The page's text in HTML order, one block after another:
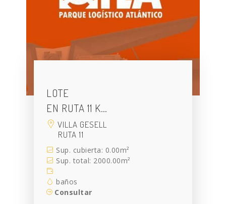
LOTE
EN RUTA 11 K…
VILLA GESELL
RUTA 11
Sup. cubierta: 0.00m²
Sup. total: 2000.00m²
baños
Consultar